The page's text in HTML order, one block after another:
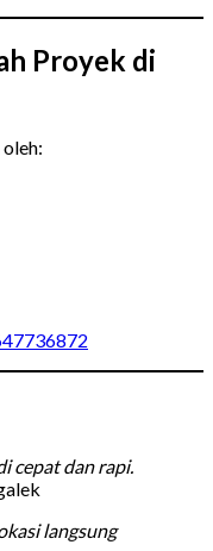
Proyek di
cepat dan rapi.
langsung